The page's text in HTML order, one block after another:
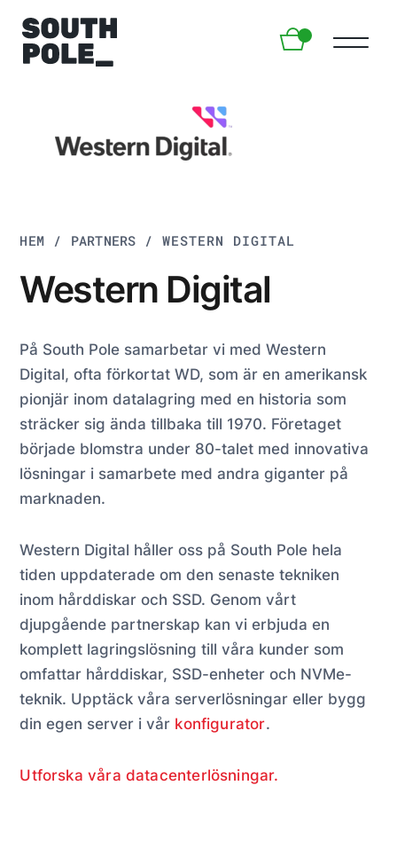
HEM/ PARTNERS /WESTERN DIGITAL
Western Digital
På South Pole samarbetar vi med Western
Digital, ofta förkortat WD, som är en amerikansk
pionjär inom datalagring med en historia som
sträcker sig ända tillbaka till 1970. Företaget
började blomstra under 80-talet med innovativa
lösningar i samarbete med andra giganter på
marknaden.
Western Digital håller oss på South Pole hela
tiden uppdaterade om den senaste tekniken
inom hårddiskar och SSD. Genom vårt
djupgående partnerskap kan vi erbjuda en
komplett lagringslösning till våra kunder som
omfattar hårddiskar, SSD-enheter och NVMe-
teknik. Upptäck våra serverlösningar eller bygg
din egen server i vår konfigurator.
Utforska våra datacenterlösningar.